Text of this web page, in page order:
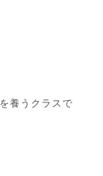
養うクラスで